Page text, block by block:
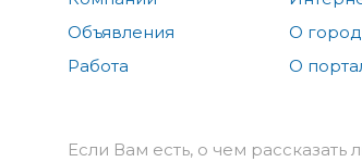
Объявления
Работа
О
О
Если Вам есть, о чем